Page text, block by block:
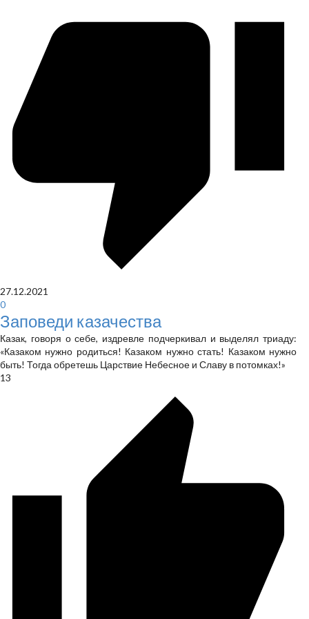
27.12.2021
0
Заповеди казачества
Казак, говоря о себе, издревле подчеркивал и выделял триаду:
«Казаком нужно родиться! Казаком нужно стать! Казаком нужно
быть! Тогда обретешь Царствие Небесное и Славу в потомках!»
13